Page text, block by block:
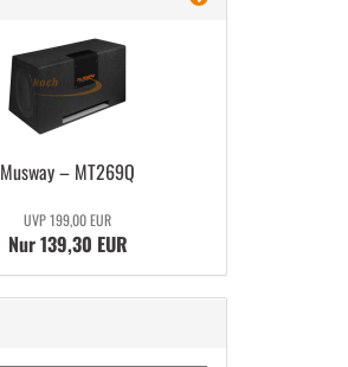
Mus­way – MT269Q
UVP 199,00 EUR
Nur 139,30 EUR